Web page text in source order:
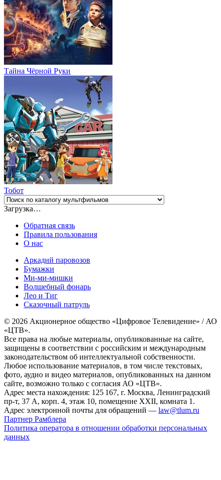
Тайна Чёрной Руки
Тобот
Загрузка…
Обратная связь
Правила пользования
О нас
Аркадий паровозов
Бумажки
Ми-ми-мишки
Волшебный фонарь
Лео и Тиг
Сказочный патруль
© 2026 Акционерное общество «Цифровое Телевидение» / АО
«ЦТВ».
Все права на любые материалы, опубликованные на сайте,
защищены в соответствии с российским и международным
законодательством об интеллектуальной собственности.
Любое использование материалов, в том числе текстовых,
фото, аудио и видео материалов, опубликованных на данном
сайте, возможно только с согласия АО «ЦТВ».
Адрес места нахождения: 125 167, г. Москва, Ленинградский
пр-т, 37 А, корп. 4, этаж 10, помещение XXII, комната 1.
Адрес электронной почты для обращений — law@tlum.ru
Партнер Рамблера
Политика оператора в отношении обработки персональных
данных